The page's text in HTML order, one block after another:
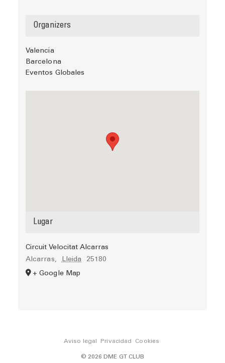
Organizers
Valencia
Barcelona
Eventos Globales
Lugar
Circuit Velocitat Alcarras
Alcarras, Lleida
25180
+ Google Map
Aviso legal Privacidad Cookies
© 2026 DME GT CLUB